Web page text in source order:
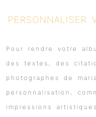
PERSONNALISER
Pour rendre votre
des textes, des
photographes de
personnalisation,
impressions